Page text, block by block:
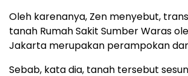
Oleh karenanya, Zen menyebut,
tanah Rumah Sakit Sumber Waras
Jakarta merupakan perampokan
Sebab, kata dia, tanah tersebut